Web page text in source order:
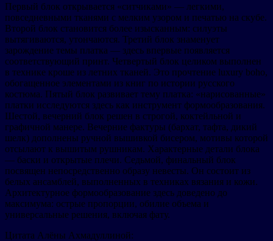
Первый блок открывается «ситчиками» — легкими,
повседневными тканями с мелким узором и печатью на скубе.
Второй блок становится более изысканным: силуэты
вытягиваются, утончаются. Третий блок знаменует
зарождение темы платка — здесь впервые появляется
соответствующий принт. Четвертый блок целиком выполнен
в технике кроше из летних тканей. Это прочтение luxury boho,
обогащенное элементами из книг по истории русского
костюма. Пятый блок развивает тему платка: «нарисованные»
платки исследуются здесь как инструмент формообразования.
Шестой, вечерний блок решен в строгой, коктейльной и
графичной манере. Вечерние фактуры (бархат, тафта, дикий
шелк) дополнены ручной вышивкой бисером, мотивы которой
отсылают к вышитым рушникам. Характерные детали блока
— баски и открытые плечи. Седьмой, финальный блок
посвящен непосредственно образу невесты. Он состоит из
белых ансамблей, выполненных в техниках вязания и кожи.
Архитектурное формообразование здесь доведено до
максимума: острые пропорции, обилие объема и
универсальные решения, включая фату.
Цитата Алёны Ахмадуллиной: